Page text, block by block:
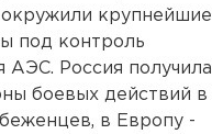
крупнейшие
под контроль
АЭС. Россия получила
боевых действий в
в Европу -